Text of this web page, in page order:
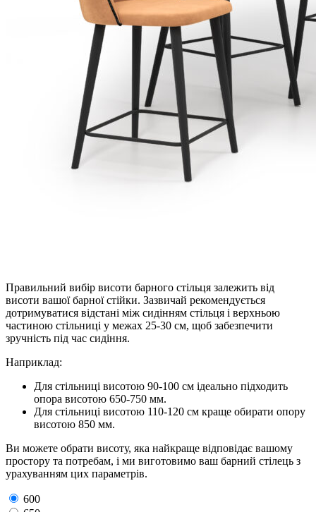
Правильний вибір висоти барного стільця залежить від
висоти вашої барної стійки. Зазвичай рекомендується
дотримуватися відстані між сидінням стільця і верхньою
частиною стільниці у межах 25-30 см, щоб забезпечити
зручність під час сидіння.
Наприклад:
Для стільниці висотою 90-100 см ідеально підходить
опора висотою 650-750 мм.
Для стільниці висотою 110-120 см краще обирати опору
висотою 850 мм.
Ви можете обрати висоту, яка найкраще відповідає вашому
простору та потребам, і ми виготовимо ваш барний стілець з
урахуванням цих параметрів.
600